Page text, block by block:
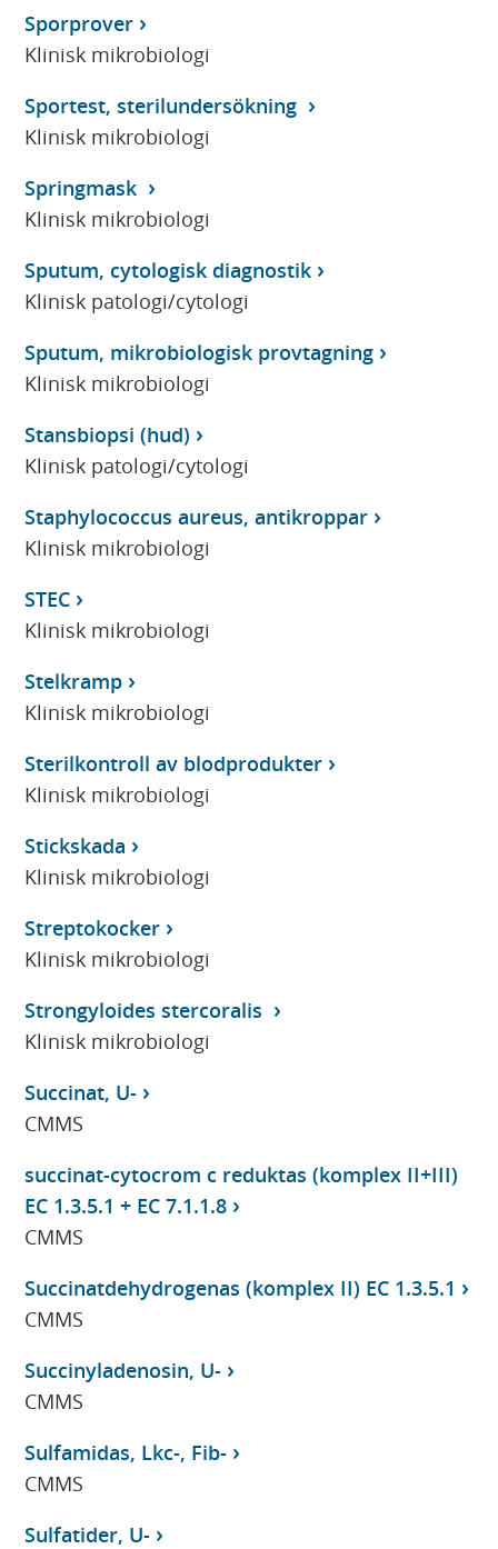
Sporprover
Klinisk mikrobiologi
Sportest, sterilundersökning
Klinisk mikrobiologi
Springmask
Klinisk mikrobiologi
Sputum, cytologisk diagnostik
Klinisk patologi/cytologi
Sputum, mikrobiologisk provtagning
Klinisk mikrobiologi
Stansbiopsi (hud)
Klinisk patologi/cytologi
Staphylococcus aureus, antikroppar
Klinisk mikrobiologi
STEC
Klinisk mikrobiologi
Stelkramp
Klinisk mikrobiologi
Sterilkontroll av blodprodukter
Klinisk mikrobiologi
Stickskada
Klinisk mikrobiologi
Streptokocker
Klinisk mikrobiologi
Strongyloides stercoralis
Klinisk mikrobiologi
Succinat, U-
CMMS
succinat-cytocrom c reduktas (komplex II+III)
EC 1.3.5.1 + EC 7.1.1.8
CMMS
Succinatdehydrogenas (komplex II) EC 1.3.5.1
CMMS
Succinyladenosin, U-
CMMS
Sulfamidas, Lkc-, Fib-
CMMS
Sulfatider, U-